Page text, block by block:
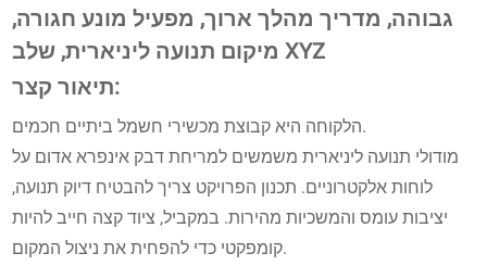
גבוהה, מדריך מהלך ארוך, מפעיל מונע חגורה,
מיקום תנועה ליניארית, שלב XYZ
תיאור קצר:
הלקוחה היא קבוצת מכשירי חשמל ביתיים חכמים.
מודולי תנועה ליניארית משמשים למריחת דבק אינפרא אדום על
לוחות אלקטרוניים. תכנון הפרויקט צריך להבטיח דיוק תנועה,
יציבות עומס והמשכיות מהירות. במקביל, ציוד קצה חייב להיות
קומפקטי כדי להפחית את ניצול המקום.